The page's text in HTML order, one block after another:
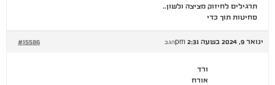
תרגילים לחיזוק מציצה ולשון..
סחיטות תוך כדי
ינואר 9, 2024 בשעה 2:31 pm #15586 הגב
ורד
אורח